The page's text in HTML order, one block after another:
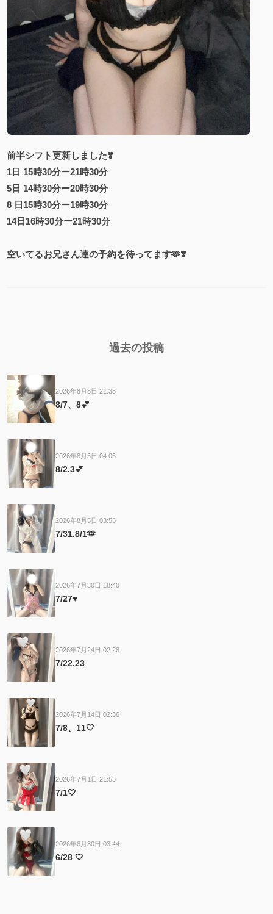
前半シフト更新しました❣️
1日 15時30分ー21時30分
5日 14時30分ー20時30分
8 日15時30分ー19時30分
14日16時30分ー21時30分
空いてるお兄さん達の予約を待ってます🫶❣️
過去の投稿
2026年8月8日 21:38
8/7、8💕
2026年8月5日 04:06
8/2.3💕
2026年8月5日 03:55
7/31.8/1🫶
2026年7月30日 18:40
7/27♥
2026年7月24日 02:28
7/22.23
2026年7月14日 02:36
7/8、11🤍
2026年7月1日 21:53
7/1🤍
2026年6月30日 03:44
6/28 ‎🤍